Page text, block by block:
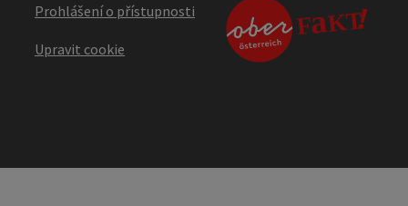
Prohlášení o přístupnosti
Upravit cookie